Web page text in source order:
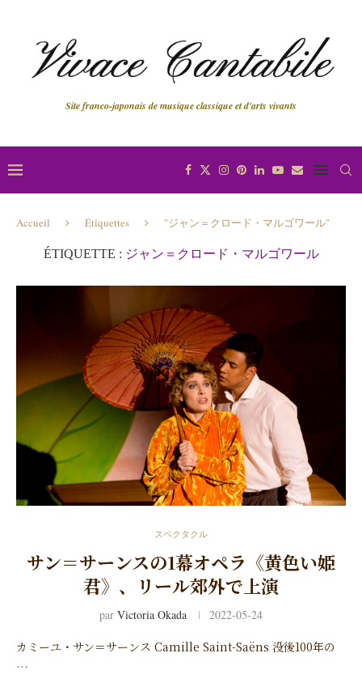
Site franco-japonais de musique classique et d'arts vivants
Accueil Étiquettes "ジャン＝クロード・マルゴワール"
ÉTIQUETTE : ジャン＝クロード・マルゴワール
スペクタクル
サン＝サーンスの1幕オペラ《黄色い姫
君》、リール郊外で上演
par Victoria Okada 2022-05-24
カミーユ・サン＝サーンス Camille Saint-Saëns 没後100年の
…